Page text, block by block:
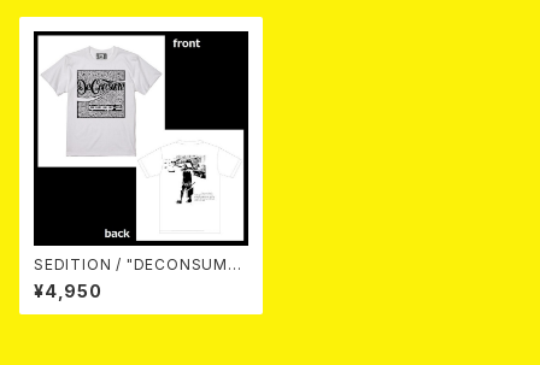
SEDITION / "DECONSUME"
S/S Tee （White）M size
¥4,950